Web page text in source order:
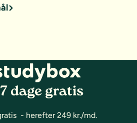
dage gratis
- herefter 249 kr./md.